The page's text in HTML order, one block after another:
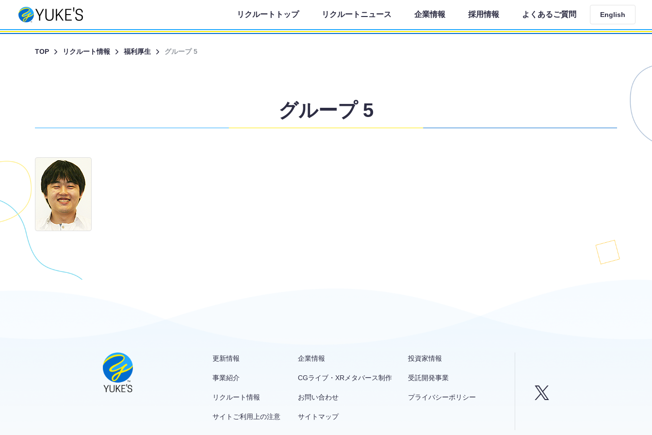
リクルートトップ リクルートニュース 企業情報 採用情報 よくあるご質問 English
TOP リクルート情報 福利厚生 グループ 5
グループ 5
更新情報 企業情報 投資家情報
事業紹介 CGライブ・XRメタバース制作 受託開発事業
リクルート情報 お問い合わせ プライバシーポリシー
サイトご利用上の注意 サイトマップ